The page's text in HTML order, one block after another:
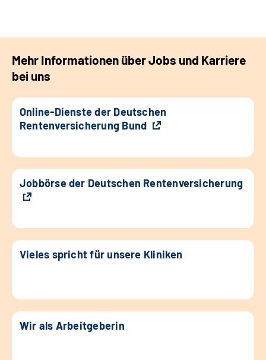
Mehr Informationen über Jobs und Karriere
bei uns
Online-Dienste der Deutschen
Rentenversicherung Bund
Jobbörse der Deutschen Rentenversicherung
Vieles spricht für unsere Kliniken
Wir als Arbeitgeberin